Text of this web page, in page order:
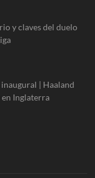
y claves del duelo
| Haaland
Inglaterra